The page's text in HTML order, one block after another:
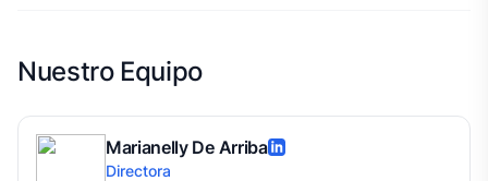
Nuestro Equipo
Marianelly De Arriba
Directora